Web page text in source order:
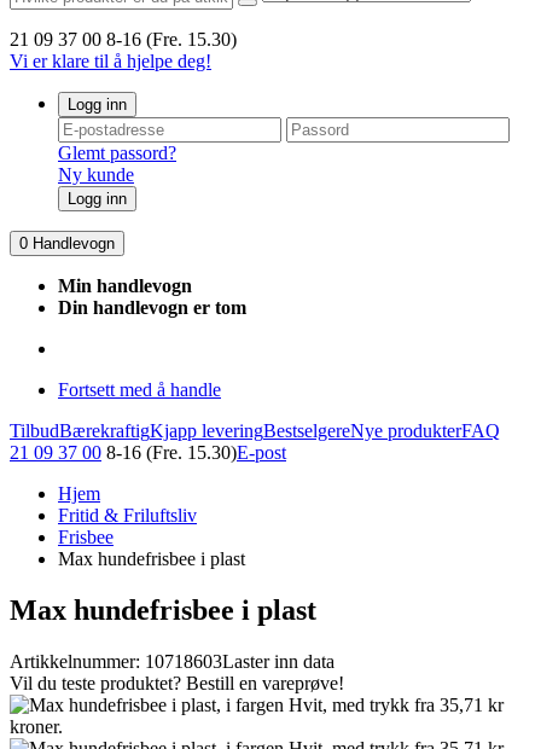
21 09 37 00 8-16 (Fre. 15.30)
Vi er klare til å hjelpe deg!
Logg inn
Glemt passord?
Ny kunde
Logg inn
0 Handlevogn
Min handlevogn
Din handlevogn er tom
Fortsett med å handle
TilbudBærekraftigKjapp leveringBestselgereNye produkterFAQ
21 09 37 00 8-16 (Fre. 15.30)E-post
Hjem
Fritid & Friluftsliv
Frisbee
Max hundefrisbee i plast
Max hundefrisbee i plast
Artikkelnummer: 10718603Laster inn data
Vil du teste produktet? Bestill en vareprøve!